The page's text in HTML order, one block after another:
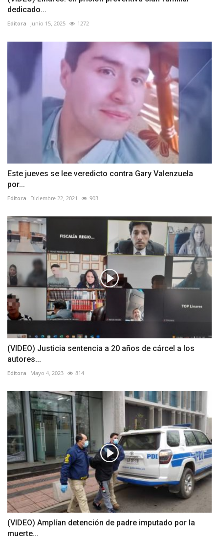
dedicado...
Editora Junio 15, 2025 1272
Este jueves se lee veredicto contra Gary Valenzuela
por...
Editora Diciembre 22, 2021 903
(VIDEO) Justicia sentencia a 20 años de cárcel a los
autores...
Editora Mayo 4, 2023 814
(VIDEO) Amplían detención de padre imputado por la
muerte...